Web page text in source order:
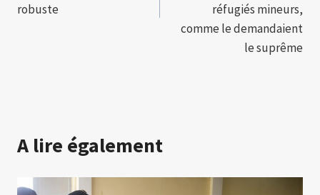
robuste
réfugiés mineurs,
comme le demandaient
le suprême
A lire également